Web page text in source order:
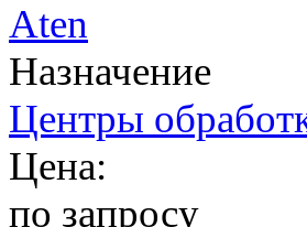
Aten
Назначение
Центры
Цена:
по запросу